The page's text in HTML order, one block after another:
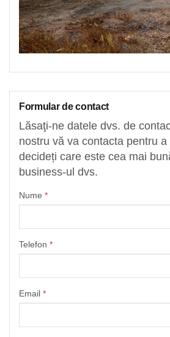
Formular de contact
Lăsaţi-ne datele dvs. de
nostru vă va contacta pentru
decideți care este cea mai
business-ul dvs.
Nume *
Telefon *
Email *